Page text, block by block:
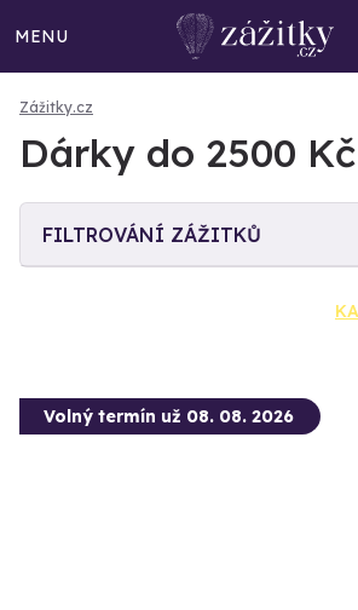
MENU
Zážitky.cz
Dárky do 2500 Kč
FILTROVÁNÍ ZÁŽITKŮ
Volný termín už 08. 08. 2026